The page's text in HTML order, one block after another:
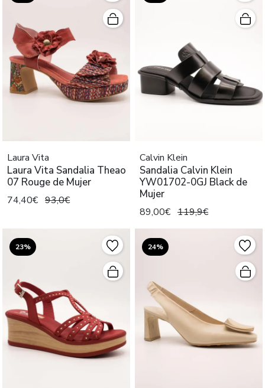
Laura Vita
Laura Vita Sandalia Theao
07 Rouge de Mujer
74,40€ 93,0€
Calvin Klein
Sandalia Calvin Klein
YW01702-0GJ Black de
Mujer
89,00€ 119,9€
23% 24%